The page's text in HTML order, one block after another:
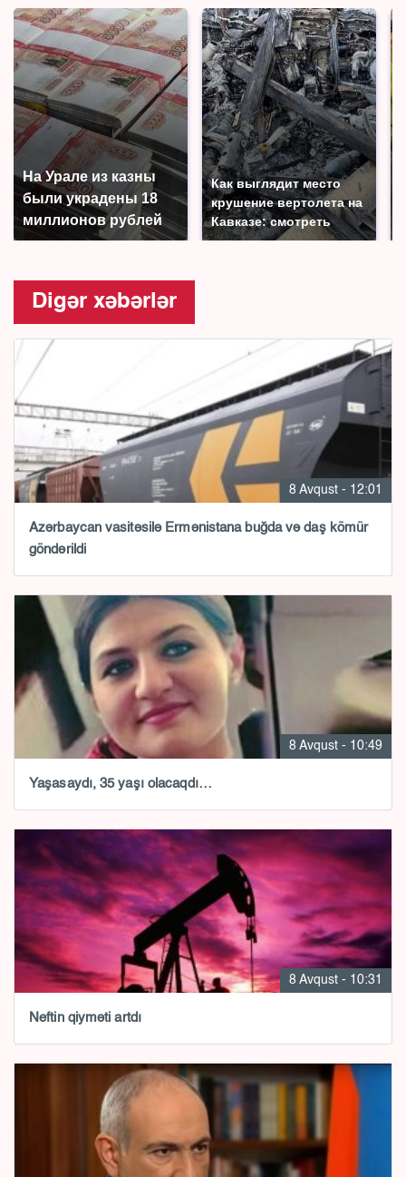
На Урале из казны
были украдены 18
миллионов рублей
Как выглядит место
крушение вертолета на
Кавказе: смотреть
Digər xəbərlər
8 Avqust - 12:01
Azərbaycan vasitəsilə Ermənistana buğda və daş kömür
göndərildi
8 Avqust - 10:49
Yaşasaydı, 35 yaşı olacaqdı…
8 Avqust - 10:31
Neftin qiyməti artdı